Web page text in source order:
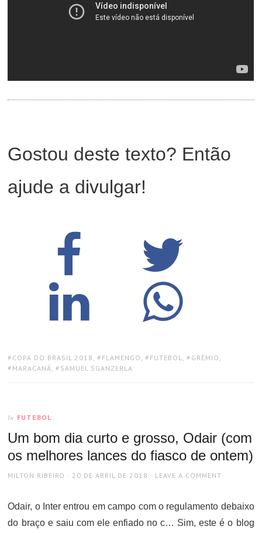
Gostou deste texto? Então
ajude a divulgar!
TAGS:
COPA DO BRASIL 2018 , FLAMENGO , FUTEBOL , GRÊMIO
MARACANÃ , SAMUEL SGANZERLA
In FUTEBOL
Um bom dia curto e grosso, Odair (com
os melhores lances do fiasco de ontem)
AUTHOR
MILTON RIBEIRO
POSTED
20 DE ABRIL DE 2018 LEAVE A COMMENT
Odair, o Inter entrou em campo com o regulamento debaixo
do braço e saiu com ele enfiado no c… Sim, este é o blog